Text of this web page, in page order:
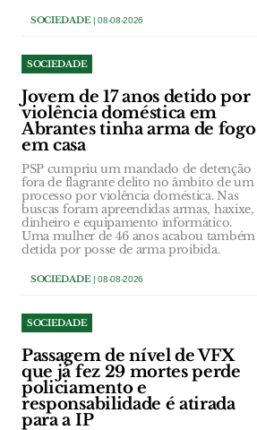
SOCIEDADE| 08-08-2026
SOCIEDADE
Jovem de 17 anos detido por
violência doméstica em
Abrantes tinha arma de fogo
em casa
PSP cumpriu um mandado de detenção
fora de flagrante delito no âmbito de um
processo por violência doméstica. Nas
buscas foram apreendidas armas, haxixe,
dinheiro e equipamento informático.
Uma mulher de 46 anos acabou também
detida por posse de arma proibida.
SOCIEDADE| 08-08-2026
SOCIEDADE
Passagem de nível de VFX
que já fez 29 mortes perde
policiamento e
responsabilidade é atirada
para a IP